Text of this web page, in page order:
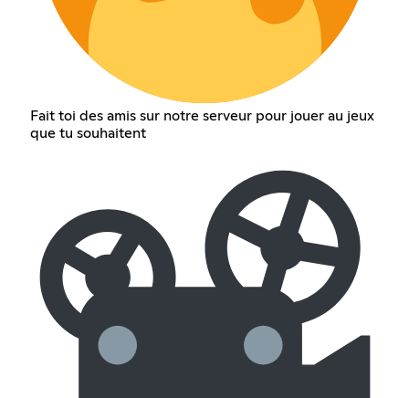
Fait toi des amis sur notre serveur pour jouer au jeux
que tu souhaitent